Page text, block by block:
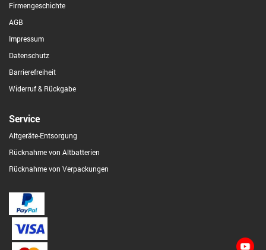
Firmengeschichte
AGB
Impressum
Datenschutz
Barrierefreiheit
Widerruf & Rückgabe
Service
Altgeräte-Entsorgung
Rücknahme von Altbatterien
Rücknahme von Verpackungen